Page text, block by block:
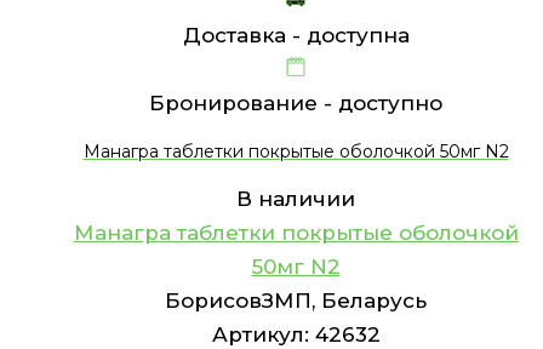
Доставка - доступна
Бронирование - доступно
Манагра таблетки покрытые оболочкой 50мг N2
В наличии
Манагра таблетки покрытые оболочкой
50мг N2
БорисовЗМП, Беларусь
Артикул: 42632